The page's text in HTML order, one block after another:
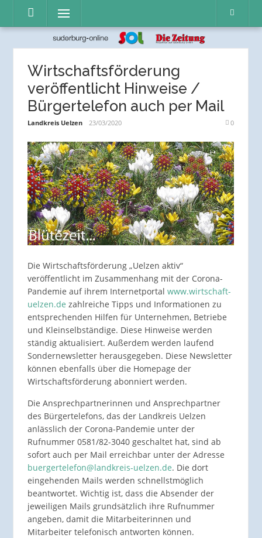
Inhalt
Menü
Wirtschaftsförderung
veröffentlicht Hinweise /
Bürgertelefon auch per Mail
Landkreis Uelzen 23/03/2020 0
Die Wirtschaftsförderung „Uelzen aktiv“
veröffentlicht im Zusammenhang mit der Corona-
Pandemie auf ihrem Internetportal www.wirtschaft-
uelzen.de zahlreiche Tipps und Informationen zu
entsprechenden Hilfen für Unternehmen, Betriebe
und Kleinselbständige. Diese Hinweise werden
ständig aktualisiert. Außerdem werden laufend
Sondernewsletter herausgegeben. Diese Newsletter
können ebenfalls über die Homepage der
Wirtschaftsförderung abonniert werden.
Die Ansprechpartnerinnen und Ansprechpartner
des Bürgertelefons, das der Landkreis Uelzen
anlässlich der Corona-Pandemie unter der
Rufnummer 0581/82-3040 geschaltet hat, sind ab
sofort auch per Mail erreichbar unter der Adresse
buergertelefon@landkreis-uelzen.de. Die dort
eingehenden Mails werden schnellstmöglich
beantwortet. Wichtig ist, dass die Absender der
jeweiligen Mails grundsätzlich ihre Rufnummer
angeben, damit die Mitarbeiterinnen und
Mitarbeiter telefonisch antworten können.